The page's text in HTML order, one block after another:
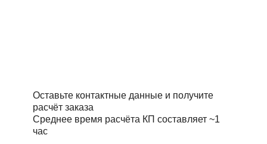
Оставьте контактные данные и получите
расчёт заказа
Среднее время расчёта КП составляет ~1
час